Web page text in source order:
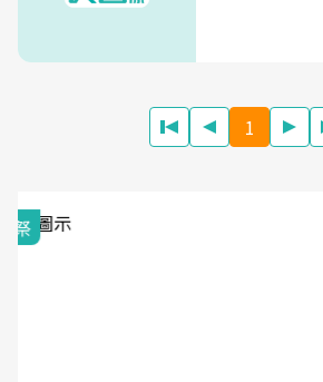
1
我與健康韌性的距離